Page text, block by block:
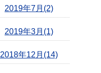
2019年7月(2)
2019年3月(1)
2018年12月(14)